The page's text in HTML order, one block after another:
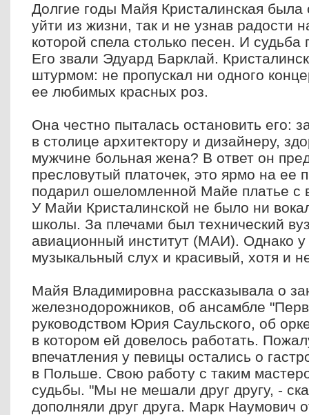
Долгие годы Майя Кристалинская
уйти из жизни, так и не узнав радости
которой спела столько песен. И судьба
Его звали Эдуард Барклай.
штурмом: не пропускал ни одного
ее любимых красных роз.
Она честно пыталась остановить его:
в столице архитектору и дизайнеру,
мужчине больная жена? В ответ он
пресловутый платочек, это ярмо на ее
подарил ошеломленной Майе платье с
У Майи Кристалинской не было ни
школы. За плечами был технический
авиационный институт (МАИ). Однако
музыкальный слух и красивый, хотя и
Майя Владимировна рассказывала о
железнодорожников, об ансамбле
руководством Юрия Саульского, об
в котором ей довелось работать.
впечатления у певицы остались о
в Польше. Свою работу с таким
судьбы. "Мы не мешали друг другу, -
дополняли друг друга. Марк Наумович